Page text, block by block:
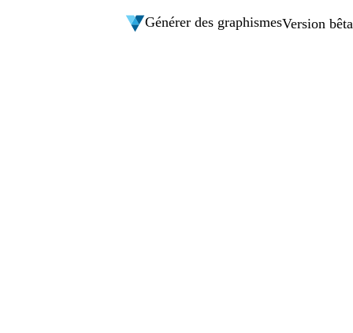
Générer des graphismesVersion bêta